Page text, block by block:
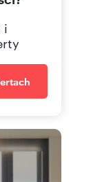
i